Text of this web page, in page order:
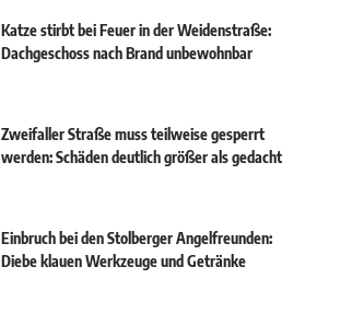
Katze stirbt bei Feuer in der Weidenstraße:
Dachgeschoss nach Brand unbewohnbar
Zweifaller Straße muss teilweise gesperrt
werden: Schäden deutlich größer als gedacht
Einbruch bei den Stolberger Angelfreunden:
Diebe klauen Werkzeuge und Getränke